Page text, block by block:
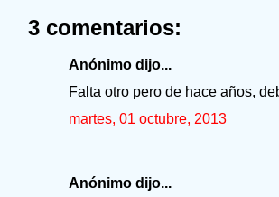
3 comentarios:
Anónimo dijo...
Falta otro pero de hace años,
martes, 01 octubre, 2013
Anónimo dijo...